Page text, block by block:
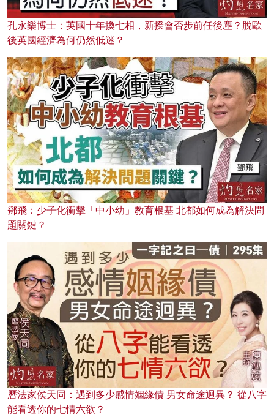
孔永樂博士：英國十年換七相，新揆會否步前任後塵？脫歐
後英國經濟為何仍然低迷？
鄧飛：少子化衝擊「中小幼」教育根基 北都如何成為解決問
題關鍵？
曆法家侯天同：遇到多少感情姻緣債 男女命途迥異？ 從八字
能看透你的七情六欲？